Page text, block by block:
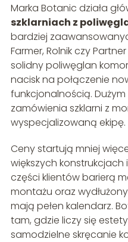
Marka Botanic działa
szklarniach z
bardziej
Farmer, Rolnik czy
solidny poliwęglan
nacisk na połączenie
funkcjonalnością.
zamówienia szklarni z
wyspecjalizowaną ekipę.
Ceny startują mniej
większych konstrukcjach
części klientów barierą
montażu oraz
mają pełen kalendarz.
tam, gdzie liczy się
samodzielne skręcanie